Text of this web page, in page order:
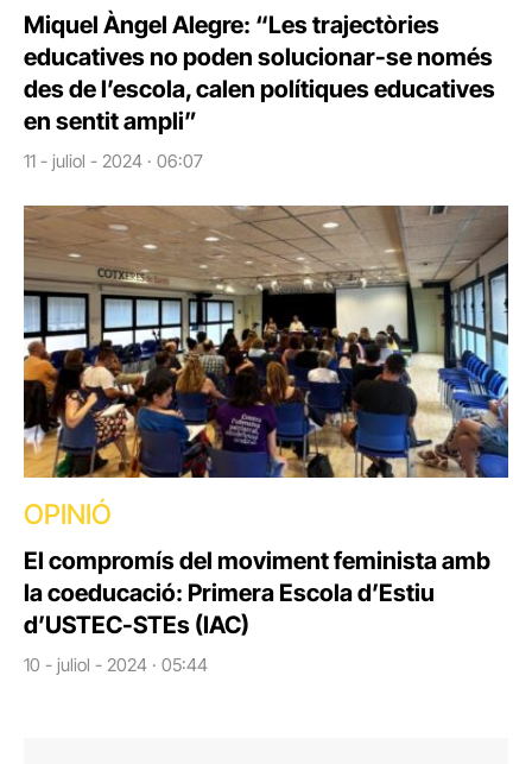
Miquel Àngel Alegre: “Les trajectòries
educatives no poden solucionar-se només
des de l’escola, calen polítiques educatives
en sentit ampli”
11 - juliol - 2024 · 06:07
OPINIÓ
El compromís del moviment feminista amb
la coeducació: Primera Escola d’Estiu
d’USTEC-STEs (IAC)
10 - juliol - 2024 · 05:44